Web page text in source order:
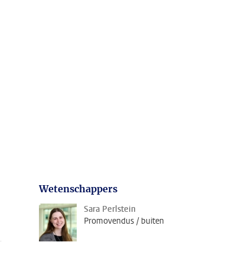
Wetenschappers
Sara Perlstein
Promovendus / buiten